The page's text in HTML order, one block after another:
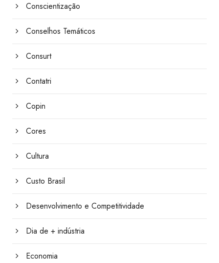
Conscientização
Conselhos Temáticos
Consurt
Contatri
Copin
Cores
Cultura
Custo Brasil
Desenvolvimento e Competitividade
Dia de + indústria
Economia